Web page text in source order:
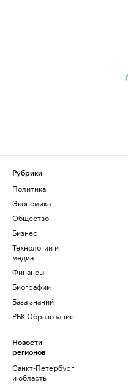
Рубрики
Политика
Экономика
Общество
Бизнес
Технологии и
медиа
Финансы
Биографии
База знаний
РБК Образование
Новости
регионов
Санкт-Петербург
и область